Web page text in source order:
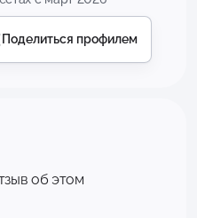
Поделиться профилем
об этом